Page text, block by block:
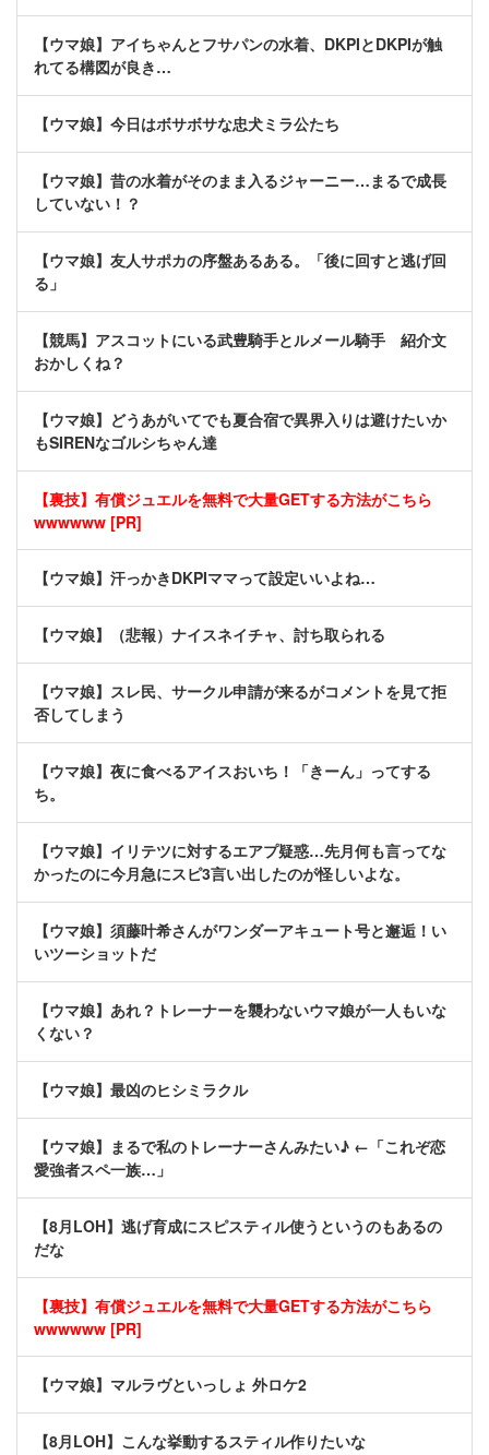
【ウマ娘】アイちゃんとフサパンの水着、DKPIとDKPIが触
れてる構図が良き…
【ウマ娘】今日はボサボサな忠犬ミラ公たち
【ウマ娘】昔の水着がそのまま入るジャーニー…まるで成長
していない！？
【ウマ娘】友人サポカの序盤あるある。「後に回すと逃げ回
る」
【競馬】アスコットにいる武豊騎手とルメール騎手 紹介文
おかしくね？
【ウマ娘】どうあがいてでも夏合宿で異界入りは避けたいか
もSIRENなゴルシちゃん達
【裏技】有償ジュエルを無料で大量GETする方法がこちら
wwwwww [PR]
【ウマ娘】汗っかきDKPIママって設定いいよね…
【ウマ娘】（悲報）ナイスネイチャ、討ち取られる
【ウマ娘】スレ民、サークル申請が来るがコメントを見て拒
否してしまう
【ウマ娘】夜に食べるアイスおいち！「きーん」ってする
ち。
【ウマ娘】イリテツに対するエアプ疑惑…先月何も言ってな
かったのに今月急にスピ3言い出したのが怪しいよな。
【ウマ娘】須藤叶希さんがワンダーアキュート号と邂逅！い
いツーショットだ
【ウマ娘】あれ？トレーナーを襲わないウマ娘が一人もいな
くない？
【ウマ娘】最凶のヒシミラクル
【ウマ娘】まるで私のトレーナーさんみたい♪ ←「これぞ恋
愛強者スペ一族…」
【8月LOH】逃げ育成にスピスティル使うというのもあるの
だな
【裏技】有償ジュエルを無料で大量GETする方法がこちら
wwwwww [PR]
【ウマ娘】マルラヴといっしょ 外ロケ2
【8月LOH】こんな挙動するスティル作りたいな